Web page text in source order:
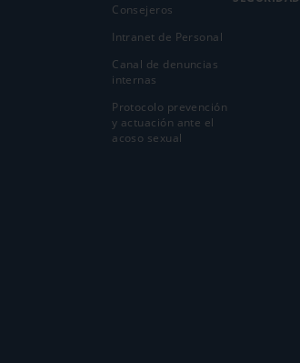
Consejeros
Intranet de Personal
Canal de denuncias
internas
Protocolo prevención
y actuación ante el
acoso sexual